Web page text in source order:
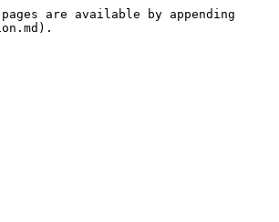
are available by appending